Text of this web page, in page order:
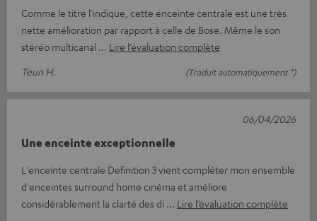
Comme le titre l'indique, cette enceinte centrale est une très
nette amélioration par rapport à celle de Bose. Même le son
stéréo multicanal
Lire l’évaluation complète
Teun H.
(Traduit automatiquement *)
Une enceinte exceptionnelle
L'enceinte centrale Definition 3 vient compléter mon ensemble
d'enceintes surround home cinéma et améliore
considérablement la clarté des di
Lire l’évaluation complète
06/04/2026